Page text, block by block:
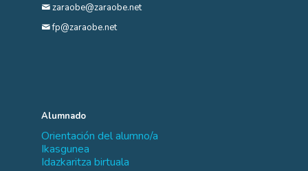
zaraobe@zaraobe.net
fp@zaraobe.net
Alumnado
Orientación del alumno/a
Ikasgunea
Idazkaritza birtuala